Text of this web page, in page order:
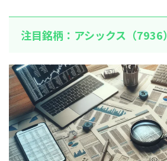
注目銘柄：アシックス（7936）